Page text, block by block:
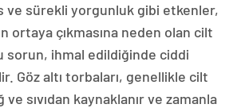
ve sürekli yorgunluk gibi etkenler,
ortaya çıkmasına neden olan cilt
sorun, ihmal edildiğinde ciddi
Göz altı torbaları, genellikle cilt
sıvıdan kaynaklanır ve zamanla